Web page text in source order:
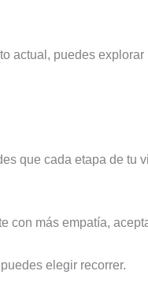
actual, puedes explorar
que cada etapa de tu
con más empatía,
elegir recorrer.